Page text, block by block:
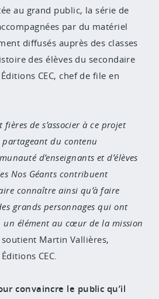
au grand public, la série de
par du matériel
diffusés auprès des classes
des élèves du secondaire
CEC, chef de file en
fières de s’associer à ce projet
du contenu
d’enseignants et d’élèves
Nos Géants contribuent
connaître ainsi qu’à faire
grands personnages qui ont
élément au cœur de la mission
soutient Martin Vallières,
CEC.
convaincre le public qu’il